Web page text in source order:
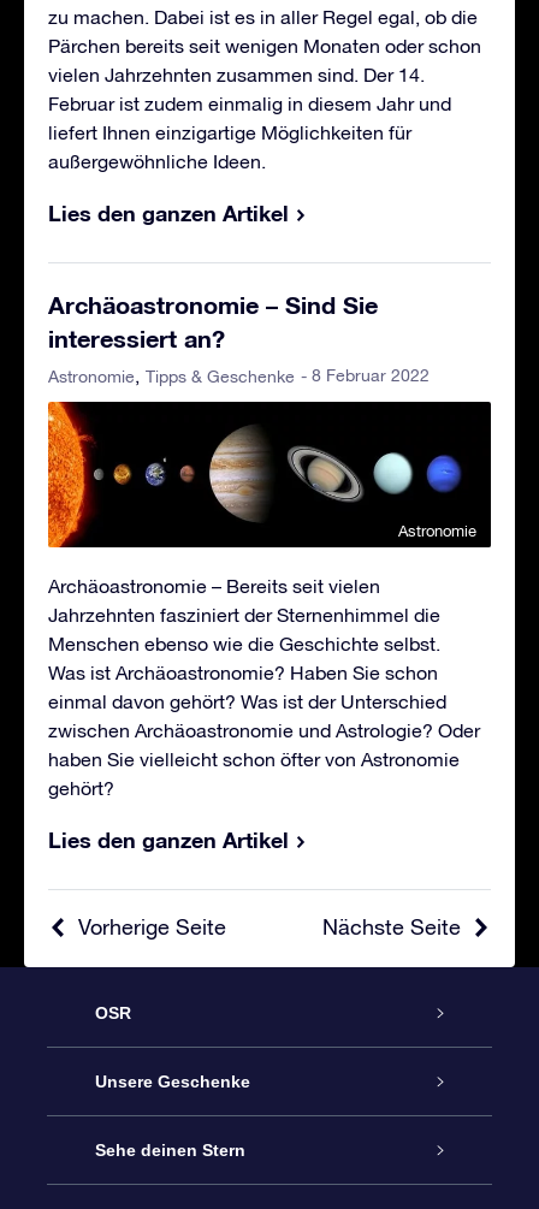
zu machen. Dabei ist es in aller Regel egal, ob die
Pärchen bereits seit wenigen Monaten oder schon
vielen Jahrzehnten zusammen sind. Der 14.
Februar ist zudem einmalig in diesem Jahr und
liefert Ihnen einzigartige Möglichkeiten für
außergewöhnliche Ideen.
Lies den ganzen Artikel
Archäoastronomie – Sind Sie
interessiert an?
Astronomie Tipps & Geschenke - 8 Februar 2022
Astronomie
Archäoastronomie – Bereits seit vielen
Jahrzehnten fasziniert der Sternenhimmel die
Menschen ebenso wie die Geschichte selbst.
Was ist Archäoastronomie? Haben Sie schon
einmal davon gehört? Was ist der Unterschied
zwischen Archäoastronomie und Astrologie? Oder
haben Sie vielleicht schon öfter von Astronomie
gehört?
Lies den ganzen Artikel
Nächste Seite
Vorherige Seite
OSR
Service
Kontakt
Unsere Geschenke
Sterne schenken
Sehe deinen Stern